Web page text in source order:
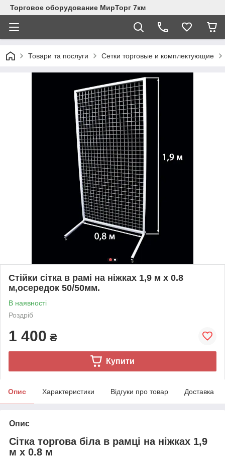
Торговое оборудование МирТорг 7км
Товари та послуги Сетки торговые и комплектующие
Стійки сітка в рамі на ніжках 1,9 м х 0.8
м,осередок 50/50мм.
В наявності
Роздріб
1 400 ₴
Купити
Опис Характеристики Відгуки про товар Доставка
Опис
Сітка торгова біла в рамці на ніжках 1,9
м х 0.8 м